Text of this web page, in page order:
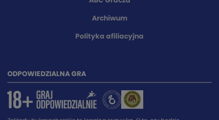
Archiwum
Polityka afiliacyjna
ODPOWIEDZIALNA GRA